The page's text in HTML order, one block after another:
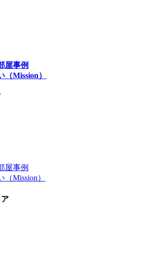
屋事例
Mission）
屋事例
Mission）